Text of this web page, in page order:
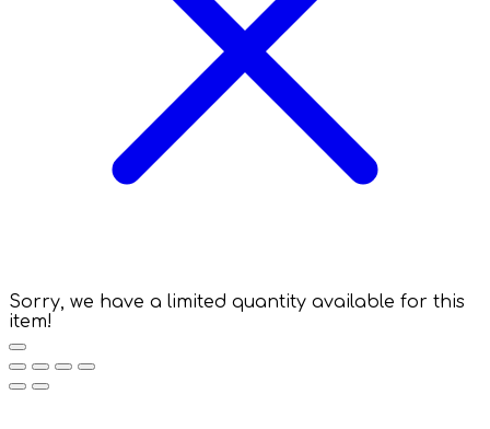
Sorry, we have a limited quantity available for this
item!